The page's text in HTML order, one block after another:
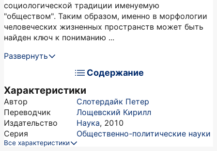
социологической традиции именуемую
"обществом". Таким образом, именно в морфологии
человеческих жизненных пространств может быть
найден ключ к пониманию ...
Развернуть
Содержание
Характеристики
Автор
Слотердайк Петер
Переводчик
Лощевский Кирилл
Издательство
Наука, 2010
Серия
Общественно-политические науки
Все характеристики